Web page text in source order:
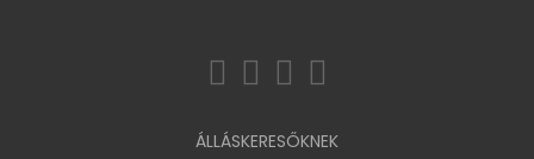
ÁLLÁSKERESŐKNEK